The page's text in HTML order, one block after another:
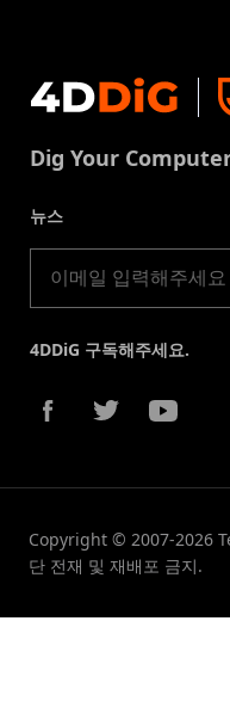
중복 파일 제거
이용약권
쿠키정책(업데이트됨)
문의
제품 가이드
Dig Your
뉴스
4DDiG 구독해주세요.
Copyright © 2007-2026
단 전재 및 재배포 금지.